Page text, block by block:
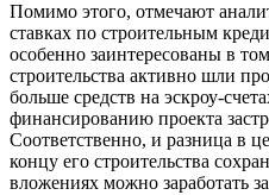
Помимо этого, отмечают
ставках по строительным
особенно заинтересованы в
строительства активно шли
больше средств на эскроу-
финансированию проекта
Соответственно, и разница в
концу его строительства
вложениях можно заработать